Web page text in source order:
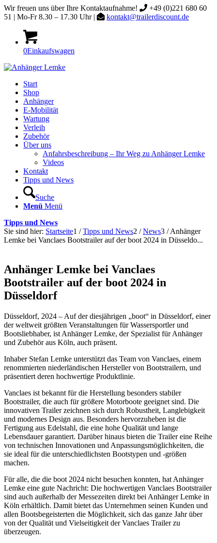
Wir freuen uns über Ihre Kontaktaufnahme!
+49 (0)221 680 60
51 | Mo-Fr 8.30 – 17.30 Uhr |
kontakt@trailerdiscount.de
0Einkaufswagen
Start
Shop
Anhänger
E-Mobilität
Wartung
Verleih
Zubehör
Über uns
Anfahrsbeschreibung – Ihr Weg zu Anhänger Lemke
Videos
Kontakt
Tipps und News
Suche
Menü Menü
Tipps und News
Sie sind hier: Startseite1 / Tipps und News2 / News3 / Anhänger
Lemke bei Vanclaes Bootstrailer auf der boot 2024 in Düsseldo...
Anhänger Lemke bei Vanclaes
Bootstrailer auf der boot 2024 in
Düsseldorf
Düsseldorf, 2024 – Auf der diesjährigen „boot“ in Düsseldorf, einer
der weltweit größten Veranstaltungen für Wassersportler und
Bootsliebhaber, ist Anhänger Lemke, der Spezialist für Anhänger
und Zubehör aus Köln, auch präsent.
Inhaber Stefan Lemke unterstützt das Team von Vanclaes, einem
renommierten niederländischen Hersteller von Bootstrailern, und
präsentiert deren hochwertige Produktlinie.
Vanclaes ist bekannt für die Herstellung besonders stabiler
Bootstrailer, die auch für größere Motorboote geeignet sind. Die
innovativen Trailer zeichnen sich durch Robustheit, Langlebigkeit
und modernes Design aus. Besonders hervorzuheben ist die
Fertigung aus Edelstahl, die eine hohe Qualität und lange
Lebensdauer garantiert. Darüber hinaus bieten die Trailer eine Reihe
von technischen Innovationen und Anpassungsmöglichkeiten, die
sie ideal für die unterschiedlichsten Bootstypen und -größen
machen.
Für alle, die die boot 2024 nicht besuchen konnten, hat Anhänger
Lemke eine gute Nachricht: Die hochwertigen Vanclaes Bootstrailer
sind auch außerhalb der Messezeiten direkt bei Anhänger Lemke in
Köln erhältlich. Damit bietet das Unternehmen seinen Kunden und
allen Bootsbegeisterten die Möglichkeit, sich das ganze Jahr über
von der Qualität und Vielseitigkeit der Vanclaes Trailer zu
überzeugen.